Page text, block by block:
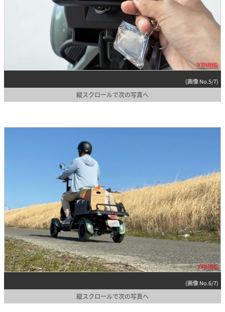
(画像 No.5/7)
縦スクロールで次の写真へ
(画像 No.6/7)
縦スクロールで次の写真へ